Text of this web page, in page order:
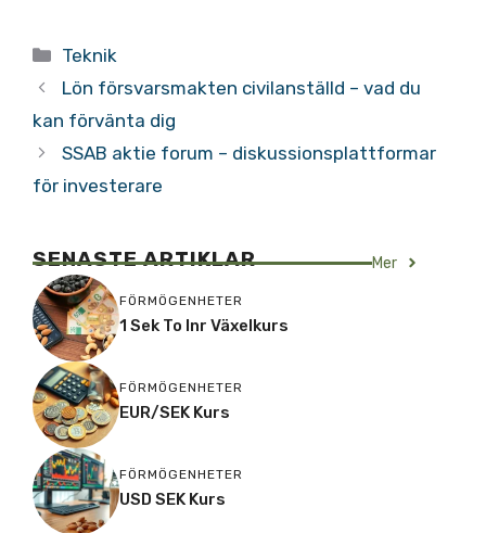
Kategorier
Teknik
Lön försvarsmakten civilanställd – vad du
kan förvänta dig
SSAB aktie forum – diskussionsplattformar
för investerare
SENASTE ARTIKLAR Mer
FÖRMÖGENHETER
1 Sek To Inr Växelkurs
FÖRMÖGENHETER
EUR/SEK Kurs
FÖRMÖGENHETER
USD SEK Kurs